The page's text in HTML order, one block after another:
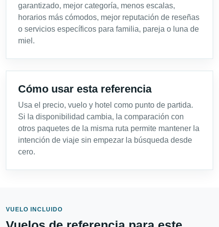
garantizado, mejor categoría, menos escalas,
horarios más cómodos, mejor reputación de reseñas
o servicios específicos para familia, pareja o luna de
miel.
Cómo usar esta referencia
Usa el precio, vuelo y hotel como punto de partida.
Si la disponibilidad cambia, la comparación con
otros paquetes de la misma ruta permite mantener la
intención de viaje sin empezar la búsqueda desde
cero.
VUELO INCLUIDO